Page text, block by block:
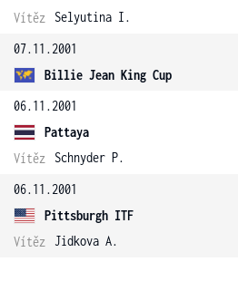
Vítěz
Selyutina I.
07.11.2001
Billie Jean King Cup
06.11.2001
Pattaya
Vítěz
Schnyder P.
06.11.2001
Pittsburgh ITF
Vítěz
Jidkova A.